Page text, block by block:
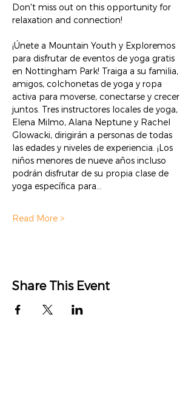
Don't miss out on this opportunity for
relaxation and connection!
¡Únete a Mountain Youth y Exploremos
para disfrutar de eventos de yoga gratis
en Nottingham Park! Traiga a su familia,
amigos, colchonetas de yoga y ropa
activa para moverse, conectarse y crecer
juntos. Tres instructores locales de yoga,
Elena Milmo, Alana Neptune y Rachel
Glowacki, dirigirán a personas de todas
las edades y niveles de experiencia. ¡Los
niños menores de nueve años incluso
podrán disfrutar de su propia clase de
yoga específica para…
Read More >
Share This Event